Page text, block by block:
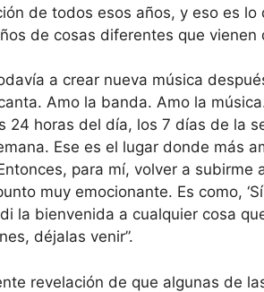
de todos esos años, y eso es lo
de cosas diferentes que vienen
a crear nueva música
Amo la banda. Amo la
24 horas del día, los 7 días de la
Ese es el lugar donde más
para mí, volver a subirme
muy emocionante. Es como,
la bienvenida a cualquier cosa
déjalas venir”.
revelación de que algunas de